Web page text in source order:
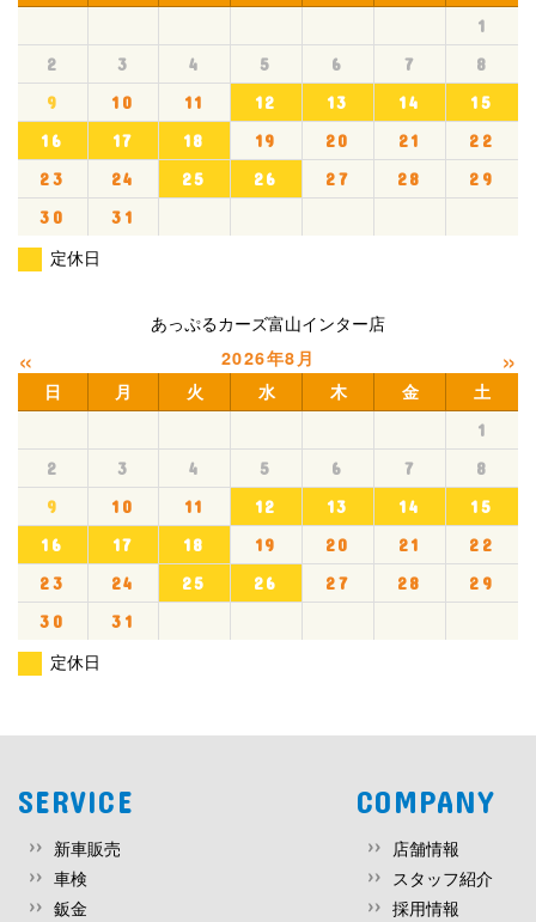
1
2
3 4 5 6 7
8
9
10 11 12 13 14
15
16
17 18 19 20 21
22
23
24 25 26 27 28
29
30
31
定休日
あっぷるカーズ富山インター店
« 2026年8月 »
日 月 火 水 木 金 土
1
2
3 4 5 6 7
8
9
10 11 12 13 14
15
16
17 18 19 20 21
22
23
24 25 26 27 28
29
30
31
定休日
SERVICE
新車販売
車検
鈑金
COMPANY
店舗情報
スタッフ紹介
採用情報